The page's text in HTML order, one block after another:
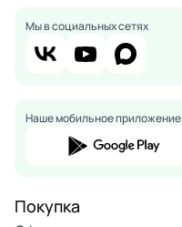
Мы в социальных сетях
Наше мобильное приложение
Покупка